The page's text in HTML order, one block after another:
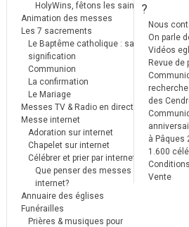
HolyWins, fêtons les saints !
Animation des messes
Les 7 sacrements
Le Baptême catholique : sa
signification
Communion
La confirmation
Le Mariage
Messes TV & Radio en direct
Messe internet
Adoration sur internet
Chapelet sur internet
Célébrer et prier par internet
Que penser des messes
internet?
Annuaire des églises
Funérailles
Prières & musiques pour
?
Nous
On parle
Vidéos
Revue de
des
à Pâques
1.600
Vente